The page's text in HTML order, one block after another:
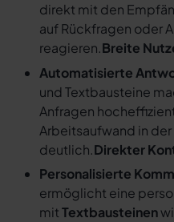
direkt mit den
auf Rückfragen oder
reagieren.Breite
Automatisierte
und Textbausteine
Anfragen
Arbeitsaufwand in
deutlich.Direkter
Personalisierte
ermöglicht eine
mitTextbausteinen